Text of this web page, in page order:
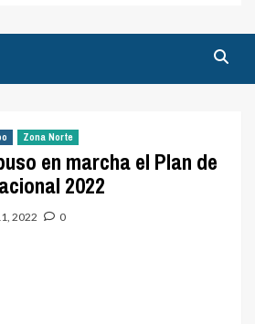
Zona Norte
en marcha el Plan de
2022
2022 0